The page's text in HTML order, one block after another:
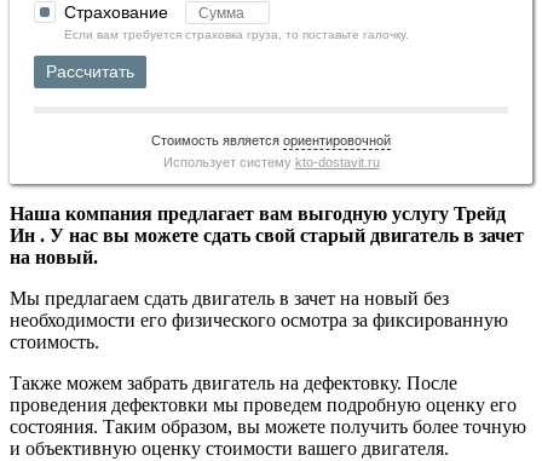
Страхование
Если вам требуется страховка груза, то поставьте галочку.
Рассчитать
Стоимость является ориентировочной
Использует систему kto-dostavit.ru
Наша компания предлагает вам выгодную услугу Трейд
Ин . У нас вы можете сдать свой старый двигатель в зачет
на новый.
Мы предлагаем сдать двигатель в зачет на новый без
необходимости его физического осмотра за фиксированную
стоимость.
Также можем забрать двигатель на дефектовку. После
проведения дефектовки мы проведем подробную оценку его
состояния. Таким образом, вы можете получить более точную
и объективную оценку стоимости вашего двигателя.